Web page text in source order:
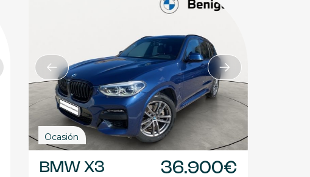
Ocasión
BMW X3
36.900€